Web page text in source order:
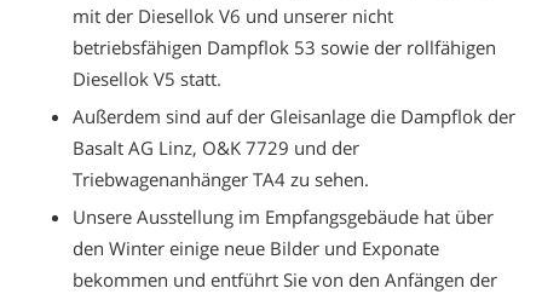
mit der Diesellok V6 und unserer nicht
betriebsfähigen Dampflok 53 sowie der rollfähigen
Diesellok V5 statt.
Außerdem sind auf der Gleisanlage die Dampflok der
Basalt AG Linz, O&K 7729 und der
Triebwagenanhänger TA4 zu sehen.
Unsere Ausstellung im Empfangsgebäude hat über
den Winter einige neue Bilder und Exponate
bekommen und entführt Sie von den Anfängen der